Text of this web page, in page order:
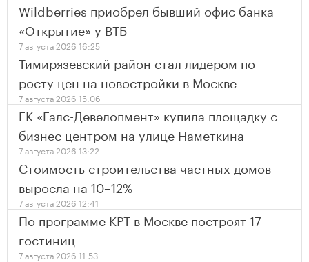
Wildberries приобрел бывший офис банка
«Открытие» у ВТБ
7 августа 2026 16:25
Тимирязевский район стал лидером по
росту цен на новостройки в Москве
7 августа 2026 15:06
ГК «Галс-Девелопмент» купила площадку с
бизнес центром на улице Наметкина
7 августа 2026 13:22
Стоимость строительства частных домов
выросла на 10–12%
7 августа 2026 12:41
По программе КРТ в Москве построят 17
гостиниц
7 августа 2026 11:53